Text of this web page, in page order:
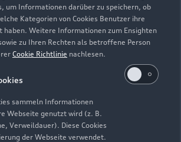
um Informationen darüber zu speichern, ob
Kategorien von Cookies Benutzer ihre
haben. Weitere Informationen zum Ensighten
zu Ihren Rechten als betroffene Person
Cookie Richtlinie nachlesen.
sammeln Informationen
Webseite genutzt wird (z. B.
Verweildauer). Diese Cookies
der Webseite verwendet.